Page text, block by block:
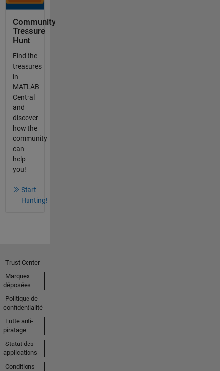
Community
Treasure
Hunt
Find the
treasures
in
MATLAB
Central
and
discover
how the
community
can
help
you!
Start
Hunting!
Trust Center
Marques
déposées
Politique de
confidentialité
Lutte anti-
piratage
Statut des
applications
Conditions